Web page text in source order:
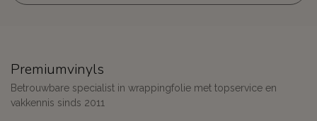
Premiumvinyls
Betrouwbare specialist in wrappingfolie met topservice en
vakkennis sinds 2011